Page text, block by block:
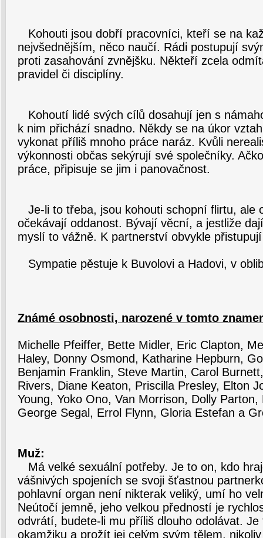
Kohouti jsou dobří pracovníci, kteří se na
nejvšednějším, něco naučí. Rádi postupují
proti zasahování zvnějšku. Někteří zcela
pravidel či disciplíny.
Kohoutí lidé svých cílů dosahují jen s
k nim přichází snadno. Někdy se na úkor
vykonat příliš mnoho práce naráz. Kvůli
výkonnosti občas sekýrují své společníky.
práce, připisuje se jim i panovačnost.
Je-li to třeba, jsou kohouti schopní flirtu, ale
očekávají oddanost. Bývají věcní, a jestliže
myslí to vážně. K partnerství obvykle
Sympatie pěstuje k Buvolovi a Hadovi, v
Známé osobnosti, narozené v tomto
Michelle Pfeiffer, Bette Midler, Eric Clapton,
Haley, Donny Osmond, Katharine Hepburn,
Benjamin Franklin, Steve Martin, Carol
Rivers, Diane Keaton, Priscilla Presley, Elton
Young, Yoko Ono, Van Morrison, Dolly
George Segal, Errol Flynn, Gloria Estefan a
Muž:
Má velké sexuální potřeby. Je to on, kdo
vášnivých spojeních se svoji šťastnou
pohlavní organ není nikterak veliký, umí ho
Neútočí jemně, jeho velkou předností je
odvrátí, budete-li mu příliš dlouho odolávat.
okamžiku a prožít jej celým svým tělem,